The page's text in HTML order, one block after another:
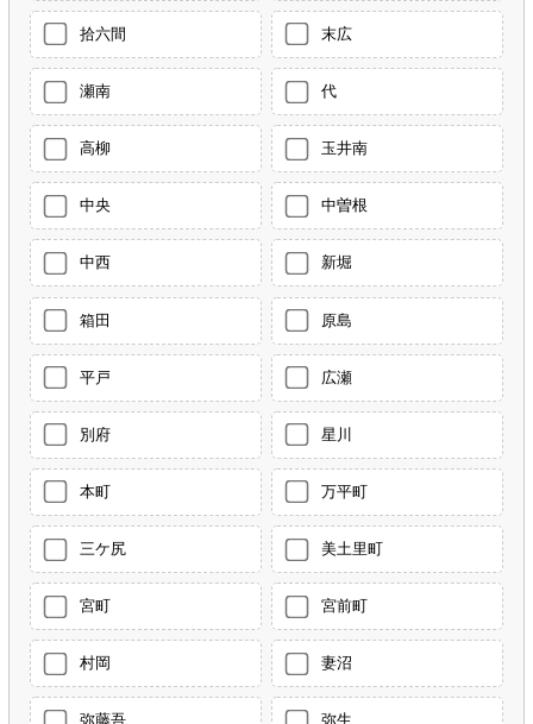
拾六間 末広
瀬南 代
高柳 玉井南
中央 中曽根
中西 新堀
箱田 原島
平戸 広瀬
別府 星川
本町 万平町
三ケ尻 美土里町
宮町 宮前町
村岡 妻沼
弥藤吾 弥生